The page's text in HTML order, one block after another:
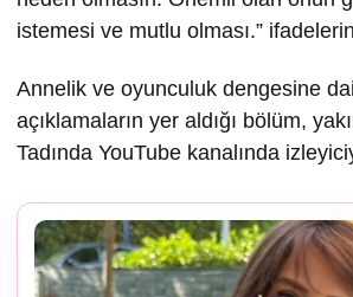
istemesi ve mutlu olması.”
Annelik ve oyunculuk dengesine
açıklamaların yer aldığı bölüm,
Tadında YouTube kanalında